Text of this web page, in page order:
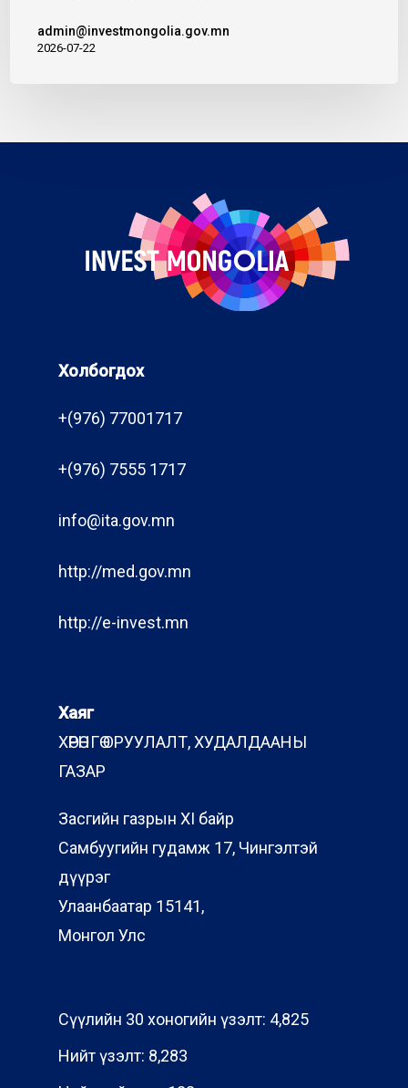
admin@investmongolia.gov.mn
2026-07-22
Холбогдох
+(976) 77001717
+(976) 7555 1717
info@ita.gov.mn
http://med.gov.mn
http://e-invest.mn
Хаяг
ХӨРӨНГӨ ОРУУЛАЛТ, ХУДАЛДААНЫ
ГАЗАР
Засгийн газрын XI байр
Самбуугийн гудамж 17, Чингэлтэй
дүүрэг
Улаанбаатар 15141,
Монгол Улс
Сүүлийн 30 хоногийн үзэлт: 4,825
Нийт үзэлт: 8,283